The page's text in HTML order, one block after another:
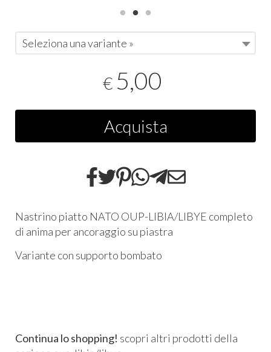
Seleziona una variante »
€ 5,00
Acquista
Nastrino piatto NATO OUP-LIBIA/LIBYE completo
di anima per ancoraggio su piastra
Variante con supporto bombato
Continua lo shopping! scopri altri prodotti della